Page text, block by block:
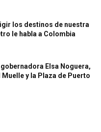
los destinos de nuestra
le habla a Colombia
Elsa Noguera,
y la Plaza de Puerto